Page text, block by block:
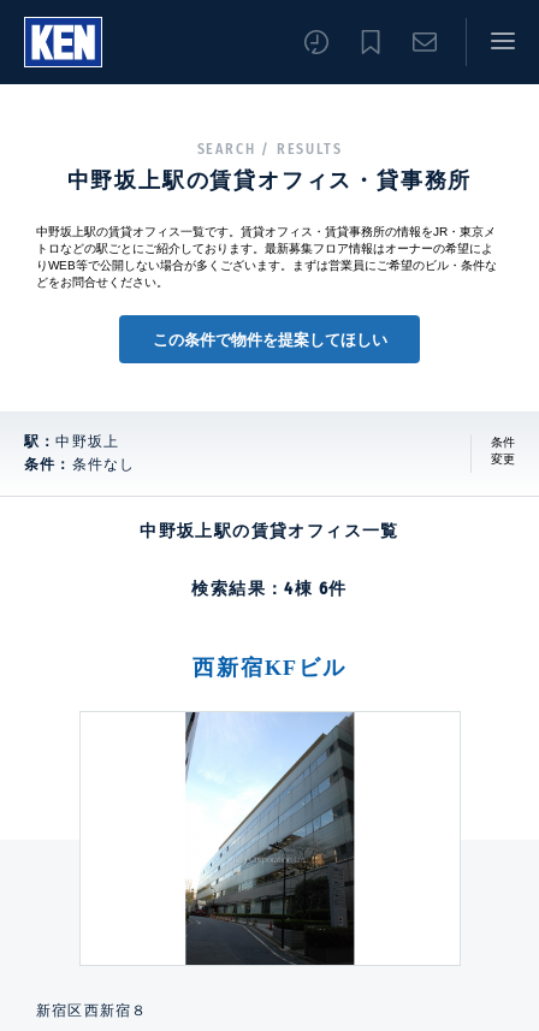
SEARCH / RESULTS
中野坂上駅の賃貸オフィス・貸事務所
中野坂上駅の賃貸オフィス一覧です。賃貸オフィス・賃貸事務所の情報をJR・東京メ
トロなどの駅ごとにご紹介しております。最新募集フロア情報はオーナーの希望によ
りWEB等で公開しない場合が多くございます。まずは営業員にご希望のビル・条件な
どをお問合せください。
この条件で物件を提案してほしい
駅：中野坂上
条件： 条件なし
条件
変更
中野坂上駅の賃貸オフィス一覧
検索結果：4棟 6件
西新宿KFビル
新宿区西新宿８